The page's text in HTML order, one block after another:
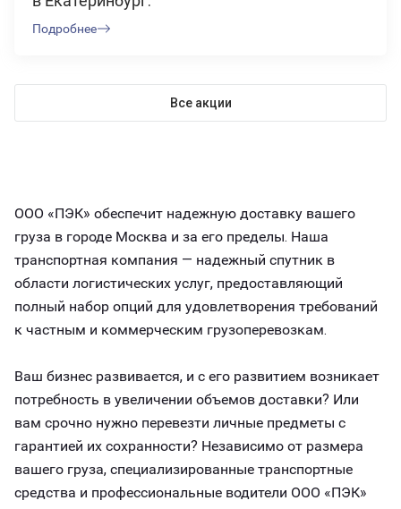
Подробнее
Все акции
ООО «ПЭК» обеспечит надежную доставку вашего
груза в городе Москва и за его пределы. Наша
транспортная компания — надежный спутник в
области логистических услуг, предоставляющий
полный набор опций для удовлетворения требований
к частным и коммерческим грузоперевозкам.
Ваш бизнес развивается, и с его развитием возникает
потребность в увеличении объемов доставки? Или
вам срочно нужно перевезти личные предметы с
гарантией их сохранности? Независимо от размера
вашего груза, специализированные транспортные
средства и профессиональные водители ООО «ПЭК»